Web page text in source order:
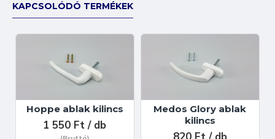
KAPCSOLÓDÓ TERMÉKEK
Hoppe ablak kilincs
1 550 Ft / db
Medos Glory ablak
kilincs